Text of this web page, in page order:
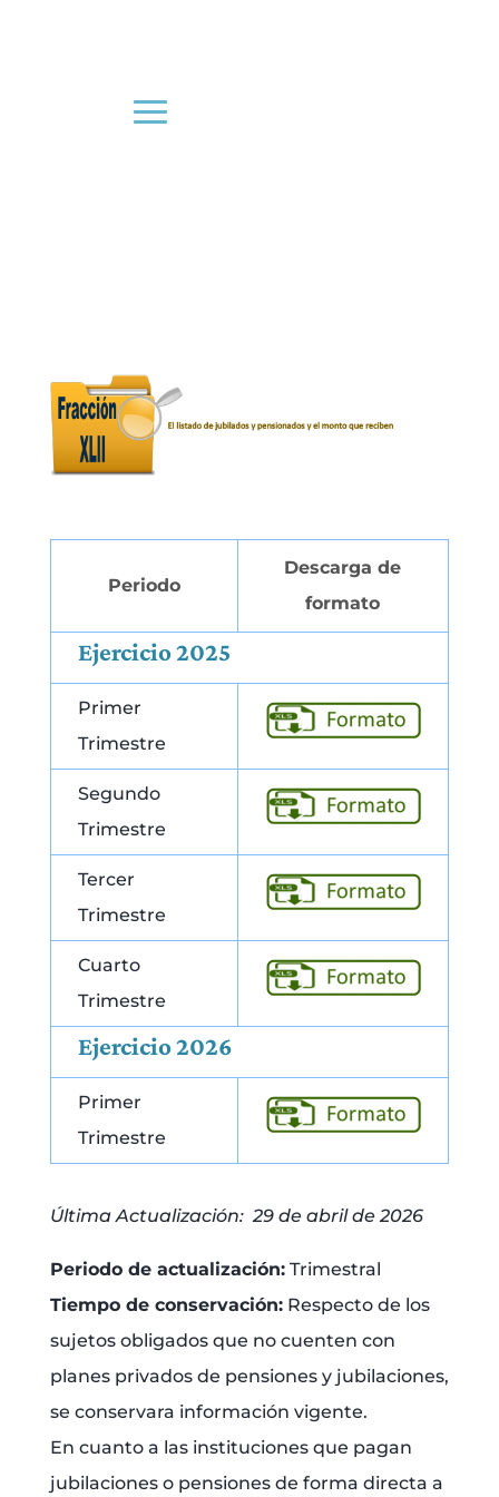
Periodo
Descarga de
formato
Ejercicio 2025
Primer
Trimestre
Segundo
Trimestre
Tercer
Trimestre
Cuarto
Trimestre
Ejercicio 2026
Primer
Trimestre
Última Actualización: 29 de abril de 2026
Periodo de actualización:Trimestral
Tiempo de conservación:Respecto de los
sujetos obligados que no cuenten con
planes privados de pensiones y jubilaciones,
se conservara información vigente.
En cuanto a las instituciones que pagan
jubilaciones o pensiones de forma directa a